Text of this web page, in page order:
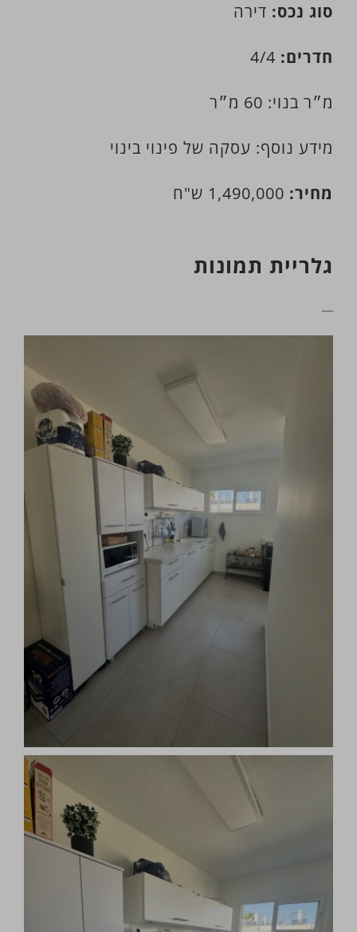
סוג נכס: דירה
חדרים:
מ״ר בנוי: 60 מ״ר
מידע נוסף: עסקה של פינוי בינוי
מחיר:
גלריית תמונות